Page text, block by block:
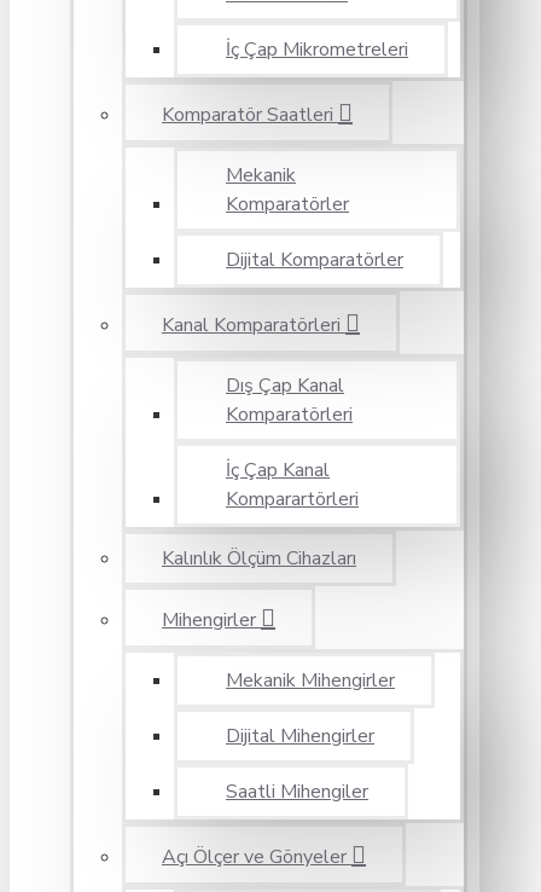
İç Çap Mikrometreleri
Komparatör Saatleri
Mekanik
Komparatörler
Dijital Komparatörler
Kanal Komparatörleri
Dış Çap Kanal
Komparatörleri
İç Çap Kanal
Komparartörleri
Kalınlık Ölçüm Cihazları
Mihengirler
Mekanik Mihengirler
Dijital Mihengirler
Saatli Mihengiler
Açı Ölçer ve Gönyeler